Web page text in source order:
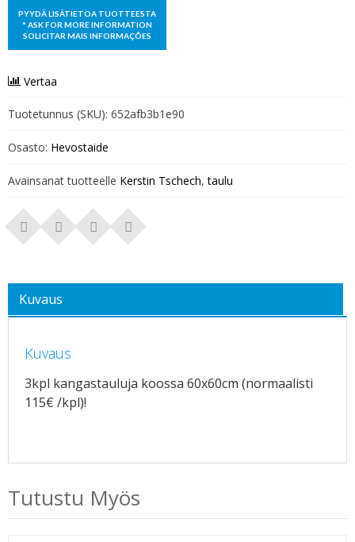
Vertaa
Tuotetunnus (SKU): 652afb3b1e90
Osasto: Hevostaide
Avainsanat tuotteelle Kerstin Tschech,taulu
Kuvaus
Kuvaus
3kpl kangastauluja koossa 60x60cm (normaalisti
115€ /kpl)!
Tutustu Myös